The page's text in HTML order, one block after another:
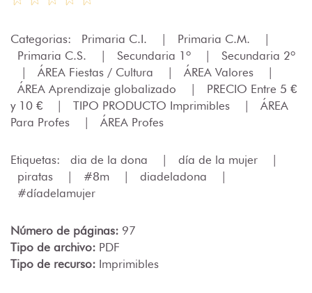
Categorias: Primaria C.I. | Primaria C.M.
|
Primaria C.S.
| Secundaria 1º |
Secundaria 2º
|
ÁREA Fiestas / Cultura | ÁREA Valores
|
ÁREA Aprendizaje globalizado
|
PRECIO Entre 5 €
y 10 €
| TIPO PRODUCTO Imprimibles |
ÁREA
Para Profes
| ÁREA Profes
Etiquetas: dia de la dona | día de la mujer
|
piratas
| #8m | diadeladona
|
#díadelamujer
Número de páginas: 97
Tipo de archivo: PDF
Tipo de recurso: Imprimibles